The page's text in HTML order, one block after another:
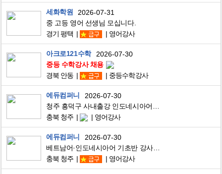
세화학원
2026-07-31
중 고등 영어 선생님 모십니다.
경기 평택
영어강사
아크로121수학
2026-07-30
중등 수학강사 채용
경북 안동
중등수학강사
에듀컴퍼니
2026-07-30
충북 청주
영어강사
에듀컴퍼니
2026-07-30
베트남어·인도네시아어 기초반 강사 모집합니다
충북 청주
영어강사